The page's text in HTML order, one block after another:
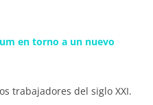
en torno a un nuevo
trabajadores del siglo XXI.